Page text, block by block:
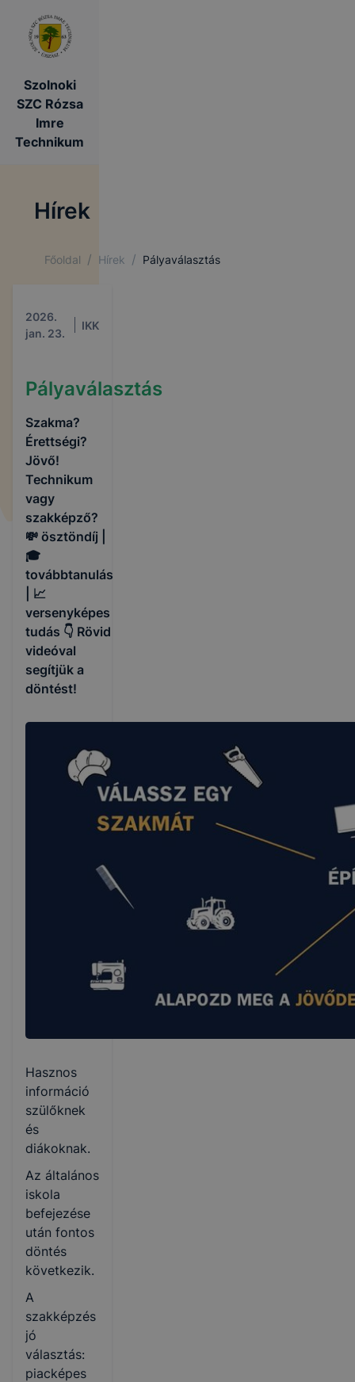
Szolnoki
SZC Rózsa
Imre
Technikum
Hírek
Főoldal / Hírek / Pályaválasztás
2026.
jan. 23.
IKK
Pályaválasztás
Szakma?
Érettségi?
Jövő!
Technikum
vagy
szakképző?
💸 ösztöndíj |
🎓
továbbtanulás
| 📈
versenyképes
tudás 👇 Rövid
videóval
segítjük a
döntést!
Hasznos
információ
szülőknek
és
diákoknak.
Az általános
iskola
befejezése
után fontos
döntés
következik.
A
szakképzés
jó
választás:
piacképes